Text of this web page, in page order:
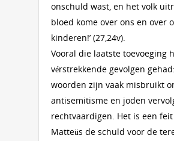
onschuld wast, en het volk
bloed kome over ons en over
kinderen!’ (27,24v).
Vooral die laatste toevoeging
vérstrekkende gevolgen
woorden zijn vaak misbruikt
antisemitisme en joden
rechtvaardigen. Het is een
Matteüs de schuld voor de